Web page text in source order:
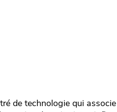
de technologie qui